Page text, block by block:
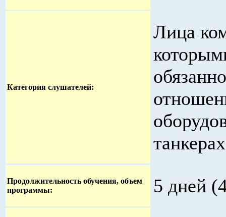
Категория слушателей:
Лица
Продолжительность обучения, объем
программы:
5 дней